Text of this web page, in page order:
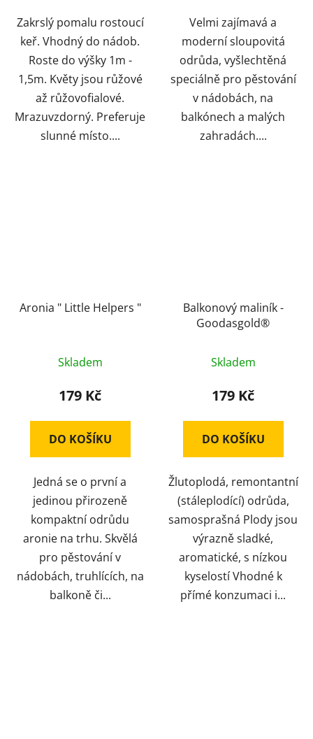
Zakrslý pomalu rostoucí
keř. Vhodný do nádob.
Roste do výšky 1m -
1,5m. Květy jsou růžové
až růžovofialové.
Mrazuvzdorný. Preferuje
slunné místo....
Velmi zajímavá a
moderní sloupovitá
odrůda, vyšlechtěná
speciálně pro pěstování
v nádobách, na
balkónech a malých
zahradách....
Aronia " Little Helpers "
Skladem
179 Kč
DO KOŠÍKU
Jedná se o první a
jedinou přirozeně
kompaktní odrůdu
aronie na trhu. Skvělá
pro pěstování v
nádobách, truhlících, na
balkoně či...
Balkonový maliník -
Goodasgold®
Skladem
179 Kč
DO KOŠÍKU
Žlutoplodá, remontantní
(stáleplodící) odrůda,
samosprašná Plody jsou
výrazně sladké,
aromatické, s nízkou
kyselostí Vhodné k
přímé konzumaci i...